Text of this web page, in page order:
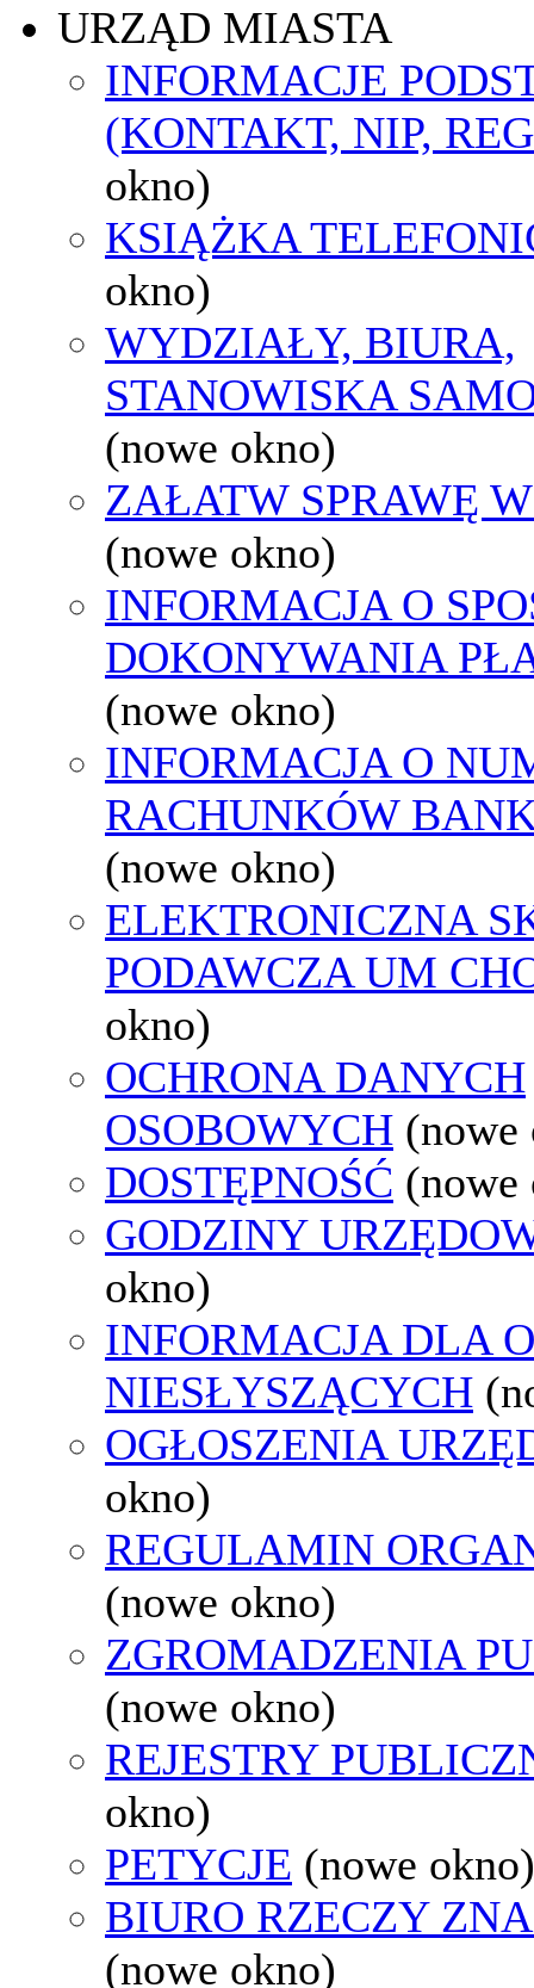
URZĄD MIASTA
INFORMACJE
(KONTAKT, NIP,
okno)
KSIĄŻKA
okno)
WYDZIAŁY, BIURA,
STANOWISKA
(nowe okno)
ZAŁATW SPRAWĘ
(nowe okno)
INFORMACJA O
DOKONYWANIA
(nowe okno)
INFORMACJA O
RACHUNKÓW
(nowe okno)
ELEKTRONICZNA
PODAWCZA UM
okno)
OCHRONA DANYCH
OSOBOWYCH (nowe
DOSTĘPNOŚĆ (nowe
GODZINY
okno)
INFORMACJA DLA
NIESŁYSZĄCYCH
OGŁOSZENIA
okno)
REGULAMIN
(nowe okno)
ZGROMADZENIA
(nowe okno)
REJESTRY
okno)
PETYCJE (nowe okno)
BIURO RZECZY
(nowe okno)